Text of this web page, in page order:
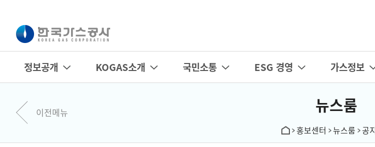
정보공개 KOGAS소개 국민소통 ESG 경영 가스정보
뉴스룸
홍보센터 뉴스룸 공
이전메뉴